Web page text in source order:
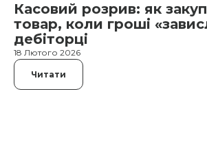
Касовий розрив: як
товар, коли гроші
дебіторці
18 Лютого 2026
Читати